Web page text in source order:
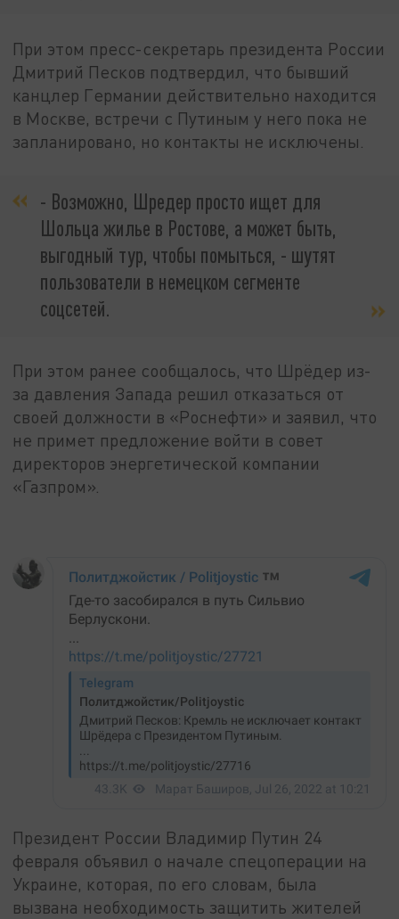
При этом пресс-секретарь президента России
Дмитрий Песков подтвердил, что бывший
канцлер Германии действительно находится
в Москве, встречи с Путиным у него пока не
запланировано, но контакты не исключены.
- Возможно, Шредер просто ищет для
Шольца жилье в Ростове, а может быть,
выгодный тур, чтобы помыться, - шутят
пользователи в немецком сегменте
соцсетей.
При этом ранее сообщалось, что Шрёдер из-
за давления Запада решил отказаться от
своей должности в «Роснефти» и заявил, что
не примет предложение войти в совет
директоров энергетической компании
«Газпром».
Президент России Владимир Путин 24
февраля объявил о начале спецоперации на
Украине, которая, по его словам, была
вызвана необходимость защитить жителей